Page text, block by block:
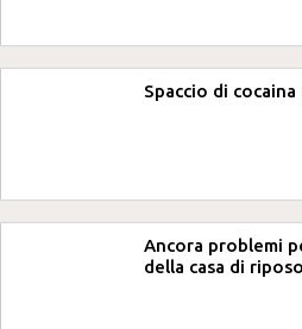
Spaccio di
Ancora problemi
della casa di